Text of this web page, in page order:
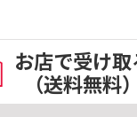
お店で受け取
（送料無料）